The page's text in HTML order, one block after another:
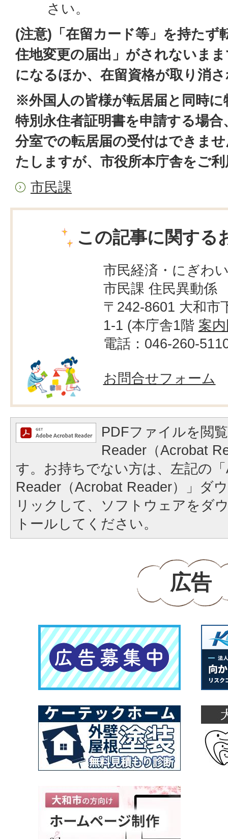
さい。
(注意)「在留カード等」を持たず
住地変更の届出」がされないま
になるほか、在留資格が取り消
※外国人の皆様が転居届と同時に
特別永住者証明書を申請する場
分室での転居届の受付はできま
たしますが、市役所本庁舎をご
市民課
この記事に関する
市民経済・にぎわ
市民課 住民異動係
〒242-8601 大和市
1-1 (本庁舎1階 案
電話：046-260-
お問合せフォーム
PDFファイルを閲
Reader（Acrobat
す。お持ちでない方は、左記の
Reader（Acrobat Reader）」ダ
リックして、ソフトウェアをダ
トールしてください。
広告